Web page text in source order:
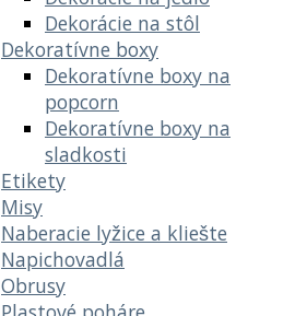
Dekorácie na stôl
Dekoratívne boxy
Dekoratívne boxy na
popcorn
Dekoratívne boxy na
sladkosti
Etikety
Misy
Naberacie lyžice a kliešte
Napichovadlá
Obrusy